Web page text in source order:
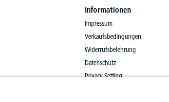
Informationen
Impressum
Verkaufsbedingungen
Widerrufsbelehrung
Datenschutz
Privacy Setting